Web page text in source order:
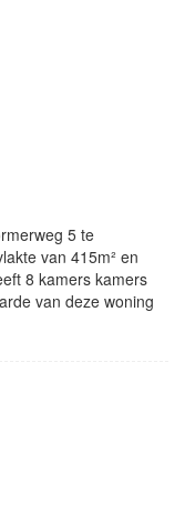
5 te
van 415m² en
8 kamers kamers
van deze woning